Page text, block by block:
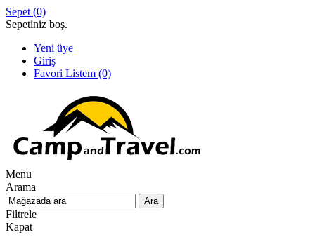
Sepet (0)
Sepetiniz boş.
Yeni üye
Giriş
Favori Listem (0)
Menu
Arama
Filtrele
Kapat